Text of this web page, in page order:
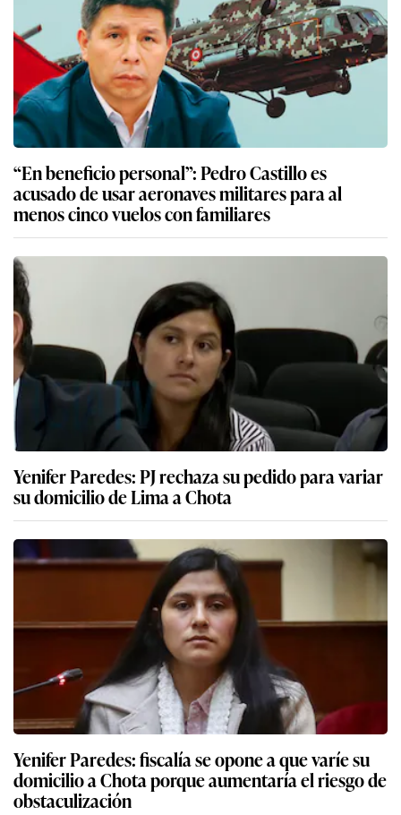
“En beneficio personal”: Pedro Castillo es
acusado de usar aeronaves militares para al
menos cinco vuelos con familiares
Yenifer Paredes: PJ rechaza su pedido para variar
su domicilio de Lima a Chota
Yenifer Paredes: fiscalía se opone a que varíe su
domicilio a Chota porque aumentaría el riesgo de
obstaculización